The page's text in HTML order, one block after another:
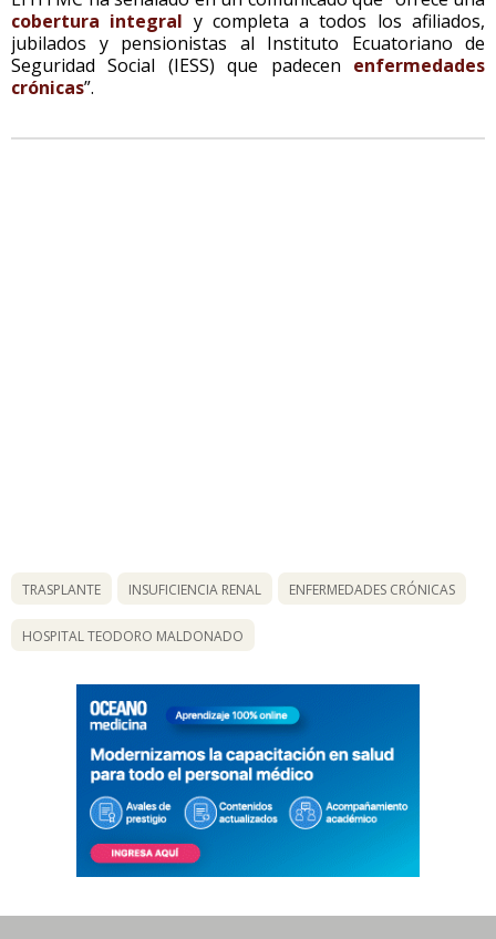
cobertura integral y completa a todos los afiliados,
jubilados y pensionistas al Instituto Ecuatoriano de
Seguridad Social (IESS) que padecen enfermedades
crónicas”.
TRASPLANTE INSUFICIENCIA RENAL ENFERMEDADES CRÓNICAS
HOSPITAL TEODORO MALDONADO